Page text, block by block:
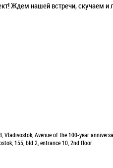
Ждем нашей встречи, скучаем
Vladivostok, Avenue of the 100-year
155, bld 2, entrance 10, 2nd floor